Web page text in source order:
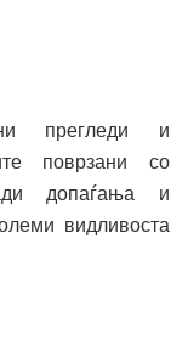
прегледи и
поврзани со
допаѓања и
видливоста